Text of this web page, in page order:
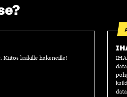
kaikille hakeneille!